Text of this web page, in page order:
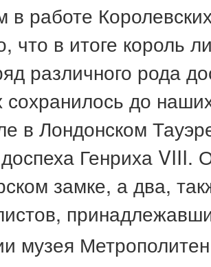
в работе
что в итоге король
различного рода
сохранилось до
в Лондонском
Генриха VIII.
замке, а два,
музея